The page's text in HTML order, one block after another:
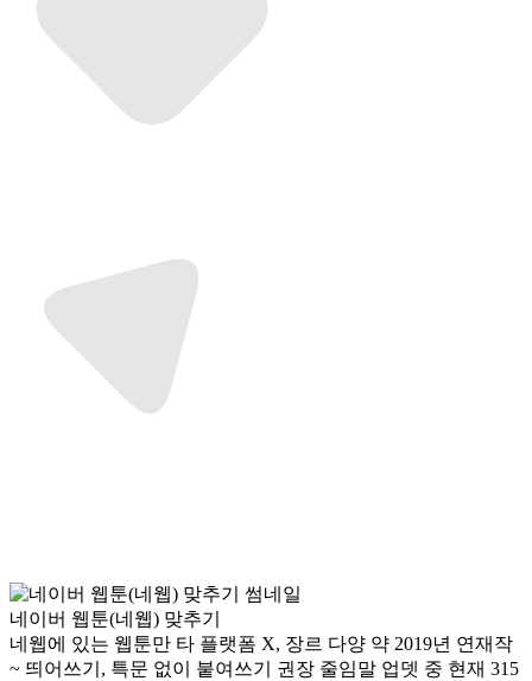
네이버 웹툰(네웹) 맞추기
네웹에 있는 웹툰만 타 플랫폼 X, 장르 다양 약 2019년 연재작
~ 띄어쓰기, 특문 없이 붙여쓰기 권장 줄임말 업뎃 중 현재 315